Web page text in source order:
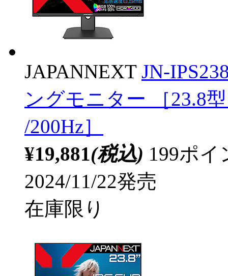
JAPANNEXT JN-
ングモニター ［23.8
/200Hz］
¥19,881(税込) 199ポ
2024/11/22発売
在庫限り